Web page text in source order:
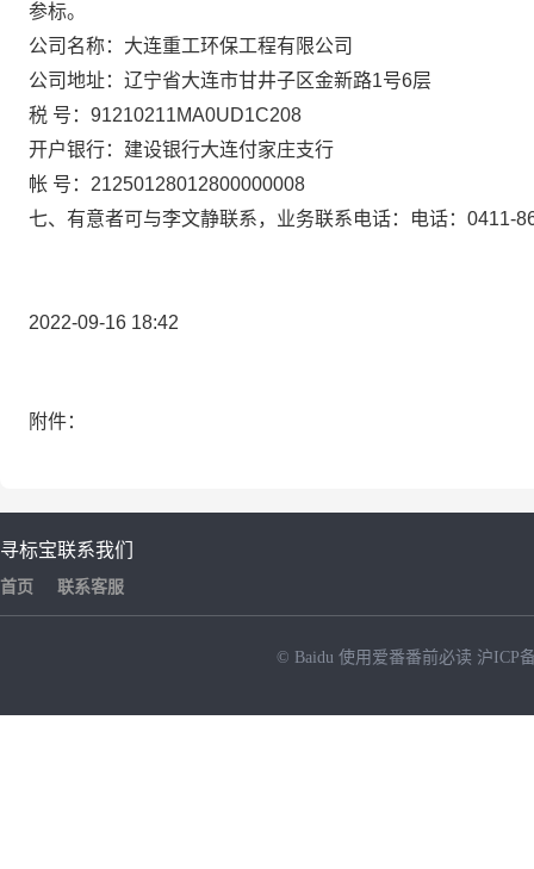
参标。
公司名称：大连重工环保工程有限公司
公司地址：辽宁省大连市甘井子区金新路1号6层
税 号：91210211MA0UD1C208
开户银行：建设银行大连付家庄支行
帐 号：21250128012800000008
七、有意者可与李文静联系，业务联系电话：电话：0411-
2022-09-16 18:42
附件：
寻标宝
首页
联系我们
联系客服
© Baidu 使用爱番番前必读 沪ICP